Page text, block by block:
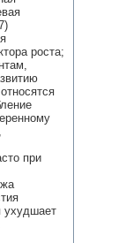
роста;
при
ухудшает